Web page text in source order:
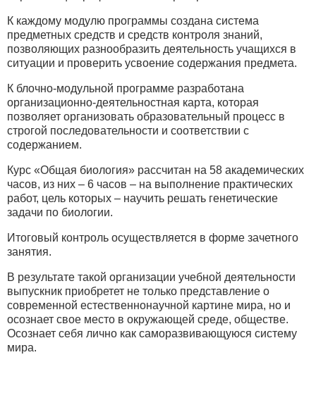
К каждому модулю программы создана система
предметных средств и средств контроля знаний,
позволяющих разнообразить деятельность учащихся в
ситуации и проверить усвоение содержания предмета.
К блочно-модульной программе разработана
организационно-деятельностная карта, которая
позволяет организовать образовательный процесс в
строгой последовательности и соответствии с
содержанием.
Курс «Общая биология» рассчитан на 58 академических
часов, из них – 6 часов – на выполнение практических
работ, цель которых – научить решать генетические
задачи по биологии.
Итоговый контроль осуществляется в форме зачетного
занятия.
В результате такой организации учебной деятельности
выпускник приобретет не только представление о
современной естественнонаучной картине мира, но и
осознает свое место в окружающей среде, обществе.
Осознает себя лично как саморазвивающуюся систему
мира.